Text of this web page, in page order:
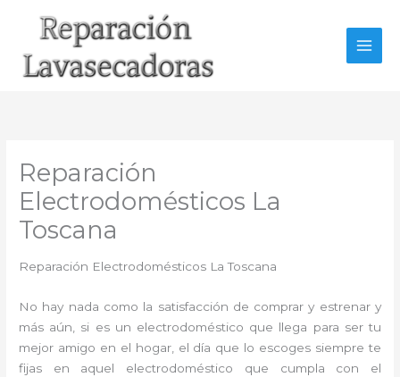
Reparación
Electrodomésticos La
Toscana
Reparación Electrodomésticos La Toscana
No hay nada como la satisfacción de comprar y estrenar y
más aún, si es un electrodoméstico que llega para ser tu
mejor amigo en el hogar, el día que lo escoges siempre te
fijas en aquel electrodoméstico que cumpla con el